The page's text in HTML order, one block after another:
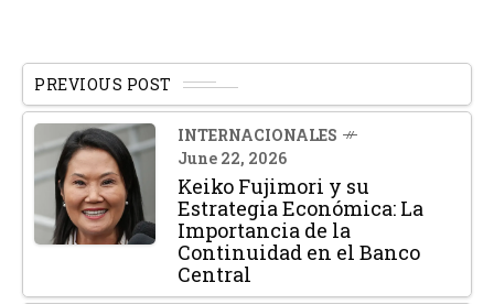
PREVIOUS POST
INTERNACIONALES
June 22, 2026
Keiko Fujimori y su
Estrategia Económica: La
Importancia de la
Continuidad en el Banco
Central